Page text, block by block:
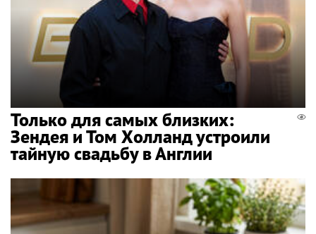
Только для самых близких:
Зендея и Том Холланд устроили
тайную свадьбу в Англии